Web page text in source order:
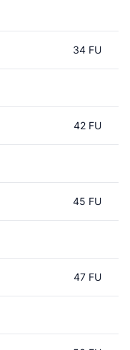
34 FU
42 FU
45 FU
47 FU